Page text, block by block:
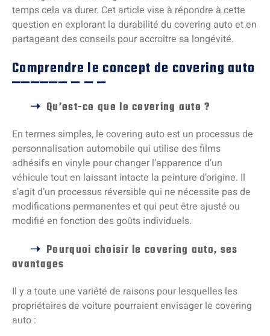
temps cela va durer. Cet article vise à répondre à cette
question en explorant la durabilité du covering auto et en
partageant des conseils pour accroître sa longévité.
Comprendre le concept de covering auto
Qu’est-ce que le covering auto ?
En termes simples, le covering auto est un processus de
personnalisation automobile qui utilise des films
adhésifs en vinyle pour changer l’apparence d’un
véhicule tout en laissant intacte la peinture d’origine. Il
s’agit d’un processus réversible qui ne nécessite pas de
modifications permanentes et qui peut être ajusté ou
modifié en fonction des goûts individuels.
Pourquoi choisir le covering auto, ses
avantages
Il y a toute une variété de raisons pour lesquelles les
propriétaires de voiture pourraient envisager le covering
auto :